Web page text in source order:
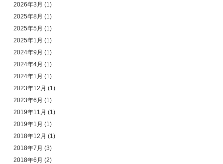
2026年3月 (1)
2025年8月 (1)
2025年5月 (1)
2025年1月 (1)
2024年9月 (1)
2024年4月 (1)
2024年1月 (1)
2023年12月 (1)
2023年6月 (1)
2019年11月 (1)
2019年1月 (1)
2018年12月 (1)
2018年7月 (3)
2018年6月 (2)